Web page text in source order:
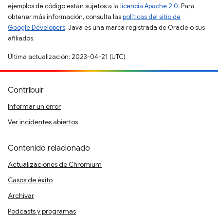
ejemplos de código están sujetos a la licencia Apache 2.0. Para
obtener más información, consulta laspolíticas del sitio de
Google Developers. Java es una marca registrada de Oracle o sus
afiliados.
Última actualización: 2023-04-21 (UTC)
Contribuir
Informar un error
Ver incidentes abiertos
Contenido relacionado
Actualizaciones de Chromium
Casos de éxito
Archivar
Podcasts y programas